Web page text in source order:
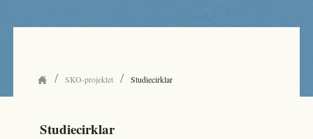
/ SKO-projektet / Studiecirklar
Studiecirklar